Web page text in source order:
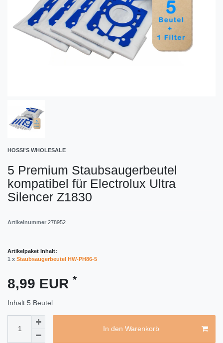
HOSSI'S WHOLESALE
5 Premium Staubsaugerbeutel
kompatibel für Electrolux Ultra
Silencer Z1830
Artikelnummer 278952
Artikelpaket Inhalt:
1 x Staubsaugerbeutel HW-PH86-5
8,99 EUR *
Inhalt 5 Beutel
In den Warenkorb